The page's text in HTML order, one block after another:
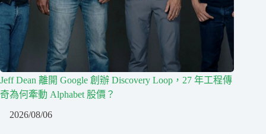
Jeff Dean 離開 Google 創辦 Discovery Loop，27 年工程傳
奇為何牽動 Alphabet 股價？
2026/08/06